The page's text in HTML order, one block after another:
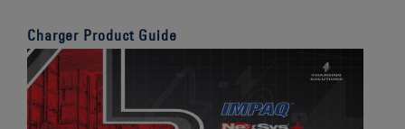
Charger Product Guide